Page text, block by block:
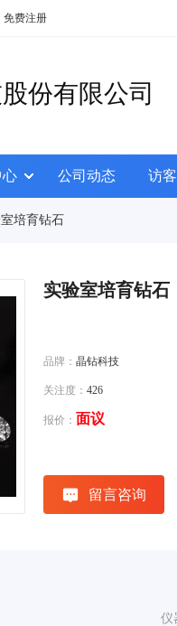
免费注册
份有限公司
心 公司动态 访
培育钻石
实验室培育钻石
品牌： 晶钻科技
关注度： 426
报价： 面议
留言咨询
仪